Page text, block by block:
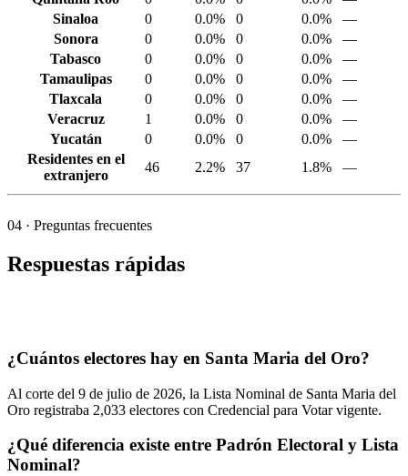
Sinaloa
0 0.0% 0 0.0%
—
Sonora
0 0.0% 0 0.0%
—
Tabasco
0 0.0% 0 0.0%
—
Tamaulipas
0 0.0% 0 0.0%
—
Tlaxcala
0 0.0% 0 0.0%
—
Veracruz
1 0.0% 0 0.0%
—
Yucatán
0 0.0% 0 0.0%
—
Residentes en el
extranjero
46 2.2% 37 1.8% —
04 · Preguntas frecuentes
Respuestas rápidas
¿Cuántos electores hay en Santa Maria del Oro?
Al corte del 9 de julio de 2026, la Lista Nominal de Santa Maria del
Oro registraba 2,033 electores con Credencial para Votar vigente.
¿Qué diferencia existe entre Padrón Electoral y Lista
Nominal?